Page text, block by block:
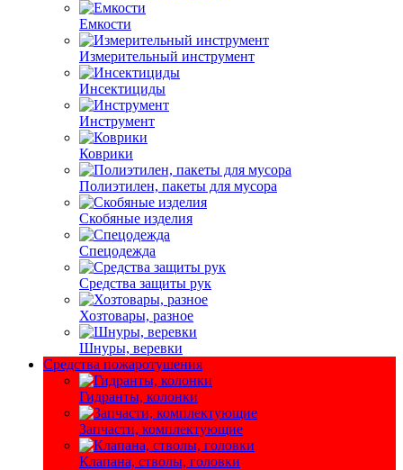
Емкости
Измерительный инструмент
Инсектициды
Инструмент
Коврики
Полиэтилен, пакеты для мусора
Скобяные изделия
Спецодежда
Средства защиты рук
Хозтовары, разное
Шнуры, веревки
Средства пожаротушения
Гидранты, колонки
Запчасти, комплектующие
Клапана, стволы, головки